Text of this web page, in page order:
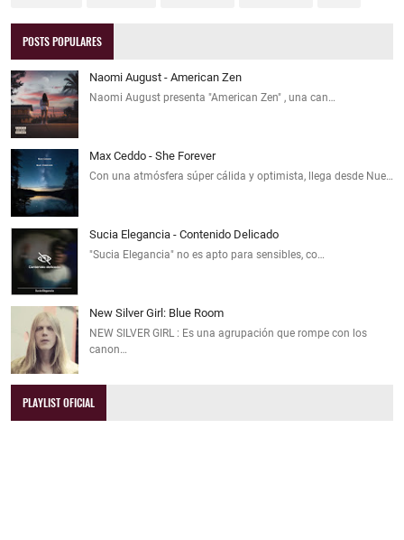
POSTS POPULARES
Naomi August - American Zen
Naomi August presenta "American Zen" , una can…
Max Ceddo - She Forever
Con una atmósfera súper cálida y optimista, llega desde Nue…
Sucia Elegancia - Contenido Delicado
"Sucia Elegancia" no es apto para sensibles, co…
New Silver Girl: Blue Room
NEW SILVER GIRL : Es una agrupación que rompe con los
canon…
PLAYLIST OFICIAL